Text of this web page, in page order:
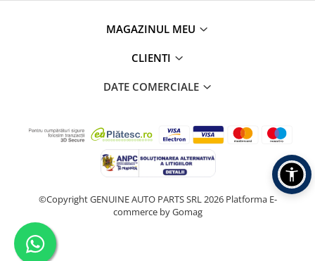
MAGAZINUL MEU
CLIENTI
DATE COMERCIALE
©Copyright GENUINE AUTO PARTS SRL 2026 Platforma E-
commerce by Gomag